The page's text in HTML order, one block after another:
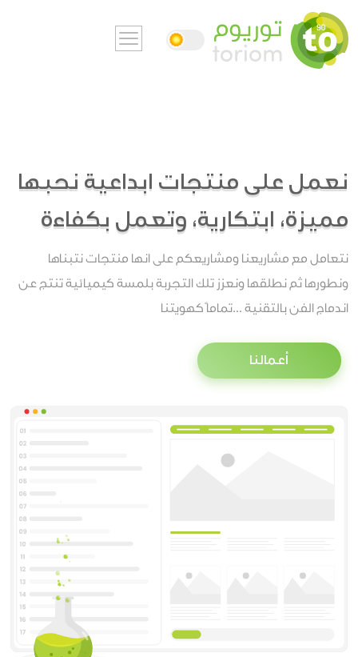
نعمل على منتجات ابداعية نحبها
مميزة، ابتكارية، وتعمل بكفاءة
نتعامل مع مشاريعنا ومشاريعكم على انها منتجات نتبناها
ونطورها ثم نطلقها ونعزز تلك التجربة بلمسة كيميائية تنتج عن
اندماج الفن بالتقنية ...تماماً كهويتنا
أعمالنا